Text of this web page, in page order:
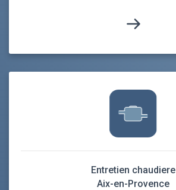
Entretien chaudiere
Aix-en-Provence